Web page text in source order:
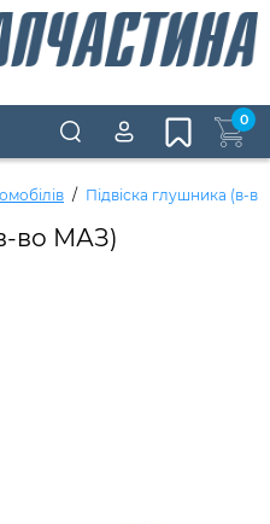
0
Підвіска глушника (в-
во МАЗ)